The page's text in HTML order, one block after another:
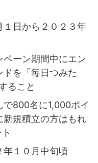
日から２０２３年
ーン期間中にエン
ドを「毎日つみた
ること
で800名に1,000ポイ
新規積立の方はもれ
年１０月中旬頃